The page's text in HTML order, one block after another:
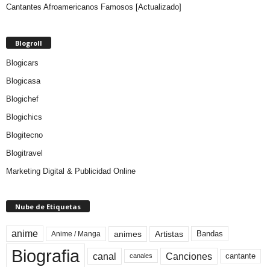
Cantantes Afroamericanos Famosos [Actualizado]
Blogroll
Blogicars
Blogicasa
Blogichef
Blogichics
Blogitecno
Blogitravel
Marketing Digital & Publicidad Online
Nube de Etiquetas
anime Anime / Manga animes Artistas Bandas
Biografia canal canales Canciones cantante